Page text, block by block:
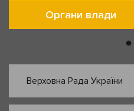
Органи влади
Верховна Рада України